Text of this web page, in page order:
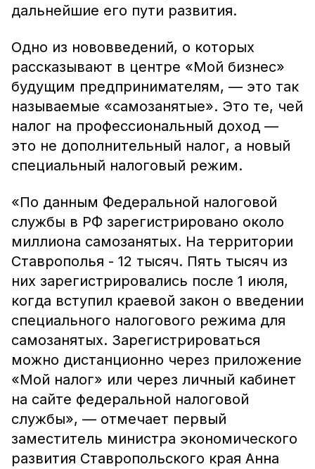
дальнейшие его пути развития.
Одно из нововведений, о которых
рассказывают в центре «Мой бизнес»
будущим предпринимателям, — это так
называемые «самозанятые». Это те, чей
налог на профессиональный доход —
это не дополнительный налог, а новый
специальный налоговый режим.
«По данным Федеральной налоговой
службы в РФ зарегистрировано около
миллиона самозанятых. На территории
Ставрополья - 12 тысяч. Пять тысяч из
них зарегистрировались после 1 июля,
когда вступил краевой закон о введении
специального налогового режима для
самозанятых. Зарегистрироваться
можно дистанционно через приложение
«Мой налог» или через личный кабинет
на сайте федеральной налоговой
службы», — отмечает первый
заместитель министра экономического
развития Ставропольского края Анна